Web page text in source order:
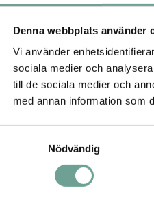
Denna webbplats använder
Vi använder
sociala medier och
till de sociala medier och
med annan information som
Nödvändig
matvanor och stärker
mot externa